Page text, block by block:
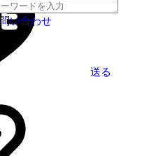
い合わせ
送る